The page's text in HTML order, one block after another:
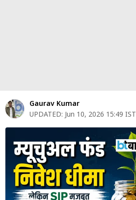
ट्रेंडिंग
बिजनेस
वीडियो
म्यूचुअल
फंड
Gaurav Kumar
UPDATED: Jun 10, 2026 15:49 IST